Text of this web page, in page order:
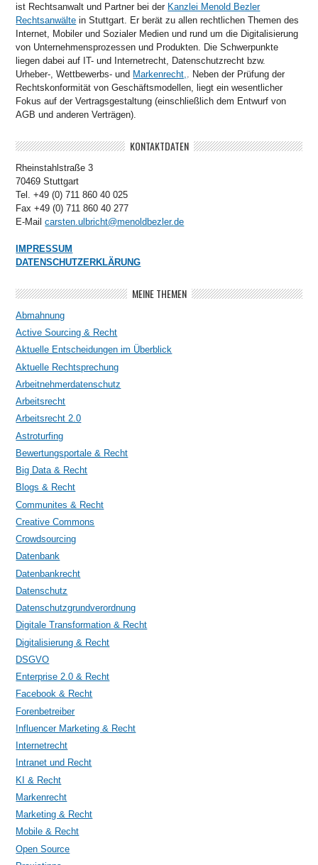
ist Rechtsanwalt und Partner bei der Kanzlei Menold Bezler
Rechtsanwälte in Stuttgart. Er berät zu allen rechtlichen Themen des
Internet, Mobiler und Sozialer Medien und rund um die Digitalisierung
von Unternehmensprozessen und Produkten. Die Schwerpunkte
liegen dabei auf IT- und Internetrecht, Datenschutzrecht bzw.
Urheber-, Wettbewerbs- und Markenrecht,
. Neben der Prüfung der
Rechtskonformität von Geschäftsmodellen, liegt ein wesentlicher
Fokus auf der Vertragsgestaltung (einschließlich dem Entwurf von
AGB und anderen Verträgen).
KONTAKTDATEN
Rheinstahlstraße 3
70469 Stuttgart
Tel. +49 (0) 711 860 40 025
Fax +49 (0) 711 860 40 277
E-Mailcarsten.ulbricht@menoldbezler.de
IMPRESSUM
DATENSCHUTZERKLÄRUNG
MEINE THEMEN
Abmahnung
Active Sourcing & Recht
Aktuelle Entscheidungen im Überblick
Aktuelle Rechtsprechung
Arbeitnehmerdatenschutz
Arbeitsrecht
Arbeitsrecht 2.0
Astroturfing
Bewertungsportale & Recht
Big Data & Recht
Blogs & Recht
Communites & Recht
Creative Commons
Crowdsourcing
Datenbank
Datenbankrecht
Datenschutz
Datenschutzgrundverordnung
Digitale Transformation & Recht
Digitalisierung & Recht
DSGVO
Enterprise 2.0 & Recht
Facebook & Recht
Forenbetreiber
Influencer Marketing & Recht
Internetrecht
Intranet und Recht
KI & Recht
Markenrecht
Marketing & Recht
Mobile & Recht
Open Source